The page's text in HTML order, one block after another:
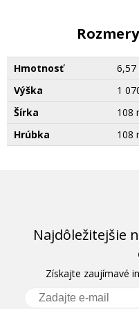
Hmotnosť
6,57
Výška
1
Šírka
108
Hrúbka
108
Najdôležitejšie
Získajte zaujímavé